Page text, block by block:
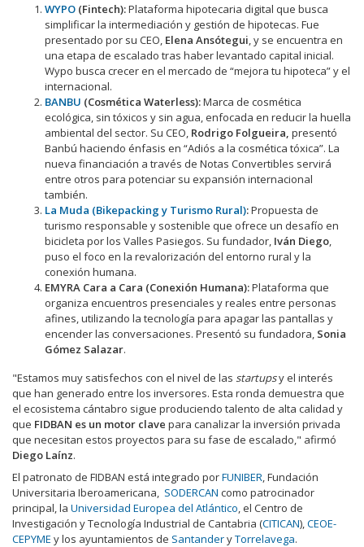
WYPO (Fintech):Plataforma hipotecaria digital que busca
simplificar la intermediación y gestión de hipotecas. Fue
presentado por su CEO, Elena Ansótegui, y se encuentra en
una etapa de escalado tras haber levantado capital inicial.
Wypo busca crecer en el mercado de “mejora tu hipoteca” y el
internacional.
BANBU (Cosmética Waterless):Marca de cosmética
ecológica, sin tóxicos y sin agua, enfocada en reducir la huella
ambiental del sector. Su CEO, Rodrigo Folgueira, presentó
Banbú haciendo énfasis en “Adiós a la cosmética tóxica”. La
nueva financiación a través de Notas Convertibles servirá
entre otros para potenciar su expansión internacional
también.
La Muda (Bikepacking y Turismo Rural):Propuesta de
turismo responsable y sostenible que ofrece un desafío en
bicicleta por los Valles Pasiegos. Su fundador, Iván Diego,
puso el foco en la revalorización del entorno rural y la
conexión humana.
EMYRA Cara a Cara (Conexión Humana):Plataforma que
organiza encuentros presenciales y reales entre personas
afines, utilizando la tecnología para apagar las pantallas y
encender las conversaciones. Presentó su fundadora, Sonia
Gómez Salazar.
"Estamos muy satisfechos con el nivel de las startupsy el interés
que han generado entre los inversores. Esta ronda demuestra que
el ecosistema cántabro sigue produciendo talento de alta calidad y
que FIDBAN es un motor clave para canalizar la inversión privada
que necesitan estos proyectos para su fase de escalado," afirmó
Diego Laínz.
El patronato de FIDBAN está integrado porFUNIBER, Fundación
Universitaria Iberoamericana, SODERCAN como patrocinador
principal, la Universidad Europea del Atlántico, el Centro de
Investigación y Tecnología Industrial de Cantabria (CITICAN),CEOE-
CEPYME y los ayuntamientos de SantanderyTorrelavega.